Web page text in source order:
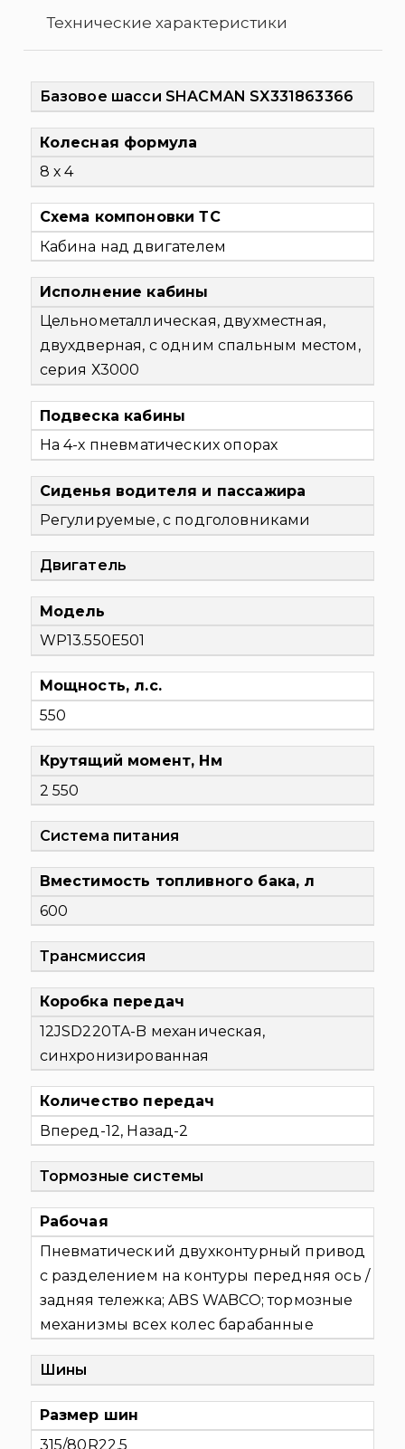
Технические характеристики
Базовое шасси SHACMAN SX331863366
Колесная формула
8 х 4
Схема компоновки ТС
Кабина над двигателем
Исполнение кабины
Цельнометаллическая, двухместная,
двухдверная, с одним спальным местом,
серия Х3000
Подвеска кабины
На 4-х пневматических опорах
Сиденья водителя и пассажира
Регулируемые, с подголовниками
Двигатель
Модель
WP13.550E501
Мощность, л.с.
550
Крутящий момент, Нм
2 550
Система питания
Вместимость топливного бака, л
600
Трансмиссия
Коробка передач
12JSD220TA-B механическая,
синхронизированная
Количество передач
Вперед-12, Назад-2
Тормозные системы
Рабочая
Пневматический двухконтурный привод
с разделением на контуры передняя ось /
задняя тележка; ABS WABCO; тормозные
механизмы всех колес барабанные
Шины
Размер шин
315/80R22,5